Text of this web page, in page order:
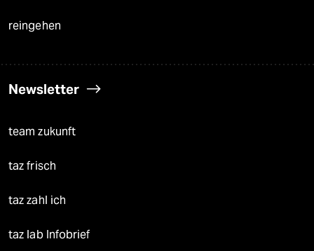
reingehen
Newsletter
team zukunft
taz frisch
taz zahl ich
taz lab Infobrief